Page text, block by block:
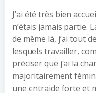
J’ai été très bien
n’étais jamais partie.
de même là, j’ai tout
lesquels travailler,
préciser que j’ai la
majoritairement
une entraide forte et